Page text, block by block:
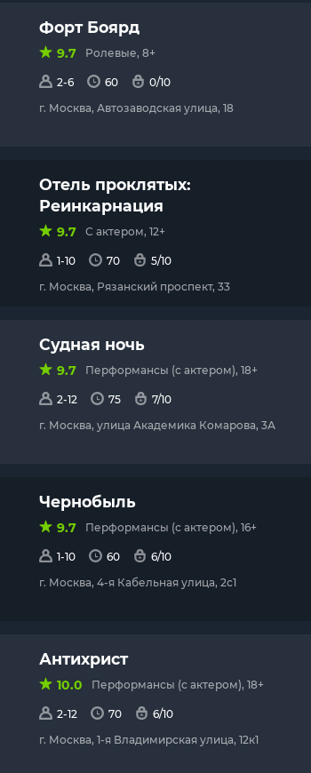
Форт Боярд
9.7 Ролевые, 8+
2-6 60
0/10
г. Москва, Автозаводская улица, 18
Отель проклятых:
Реинкарнация
9.7 С актером, 12+
1-10 70
5/10
г. Москва, Рязанский проспект, 33
Судная ночь
9.7 Перформансы (с актером), 18+
2-12 75
7/10
г. Москва, улица Академика Комарова, 3А
Чернобыль
9.7 Перформансы (с актером), 16+
1-10 60
6/10
г. Москва, 4-я Кабельная улица, 2с1
Антихрист
10.0 Перформансы (с актером), 18+
2-12 70
6/10
г. Москва, 1-я Владимирская улица, 12к1